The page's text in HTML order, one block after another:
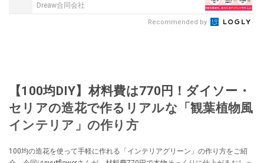
Dreaw合同会社
Recommended by
【100均DIY】材料費は770円！ダイソー・
セリアの造花で作るリアルな「観葉植物風
インテリア」の作り方
100均の造花を使って手軽に作れる「インテリアグリーン」の作り方をご紹